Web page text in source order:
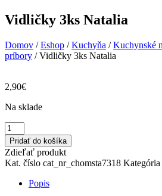
Vidličky 3ks Natalia
Domov /Eshop /Kuchyňa /Kuchynské
príbory / Vidličky 3ks Natalia
2,90€
Na sklade
množstvo
Vidličky
3ks
Natalia
Pridať do košíka
Zdieľať produkt
Kat. číslo cat_nr_chomsta7318 Kategória
Popis